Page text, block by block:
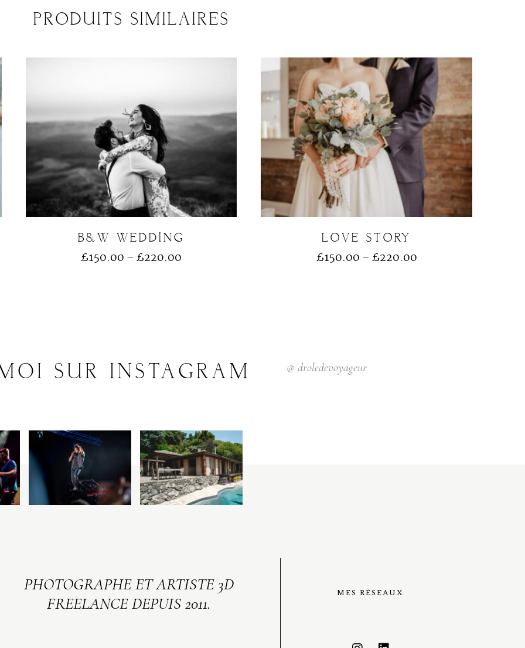
PRODUITS SIMILAIRES
B&W WEDDING
£150.00 – £220.00
LOVE STORY
£150.00 – £220.00
SUR INSTAGRAM @ droledevoyageur
PHOTOGRAPHE ET ARTISTE 3D
FREELANCE DEPUIS 2011.
MES RÉSEAUX